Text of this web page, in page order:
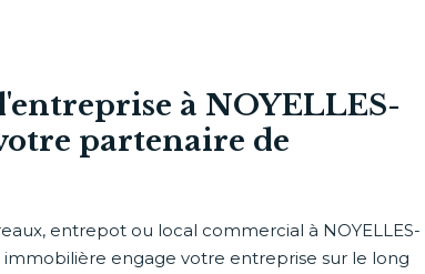
à NOYELLES-
partenaire de
entrepot ou local commercial à NOYELLES-
immobilière engage votre entreprise sur le long